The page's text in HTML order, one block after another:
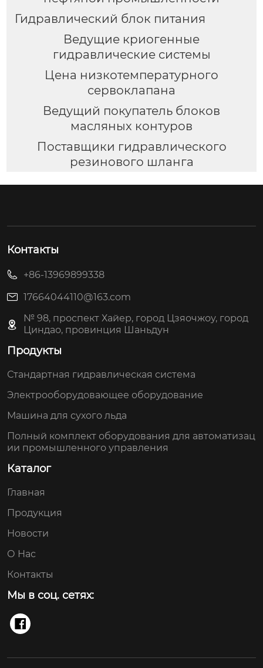
Гидравлический блок питания
Ведущие криогенные
гидравлические системы
Цена низкотемпературного
сервоклапана
Ведущий покупатель блоков
масляных контуров
Поставщики гидравлического
резинового шланга
Контакты
+86-13969899338
17664044110@163.com
№ 98, проспект Хайер, город Цзяочжоу, город
Циндао, провинция Шаньдун
Продукты
Стандартная гидравлическая система
Электрооборудовающее оборудование
Машина для сухого льда
Полный комплект оборудования для автоматизац
ии промышленного управления
Каталог
Главная
Продукция
Новости
О Нас
Контакты
Мы в соц. сетях:
